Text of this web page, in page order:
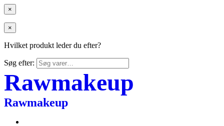
×
×
Hvilket produkt leder du efter?
Søg efter:
Rawmakeup
Rawmakeup